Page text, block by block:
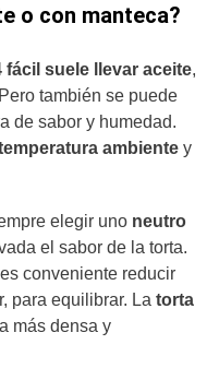
o con manteca?
fácil suele llevar aceite,
también se puede
de sabor y humedad.
ambiente y
elegir uno neutro
el sabor de la torta.
conveniente reducir
para equilibrar. La torta
más densa y